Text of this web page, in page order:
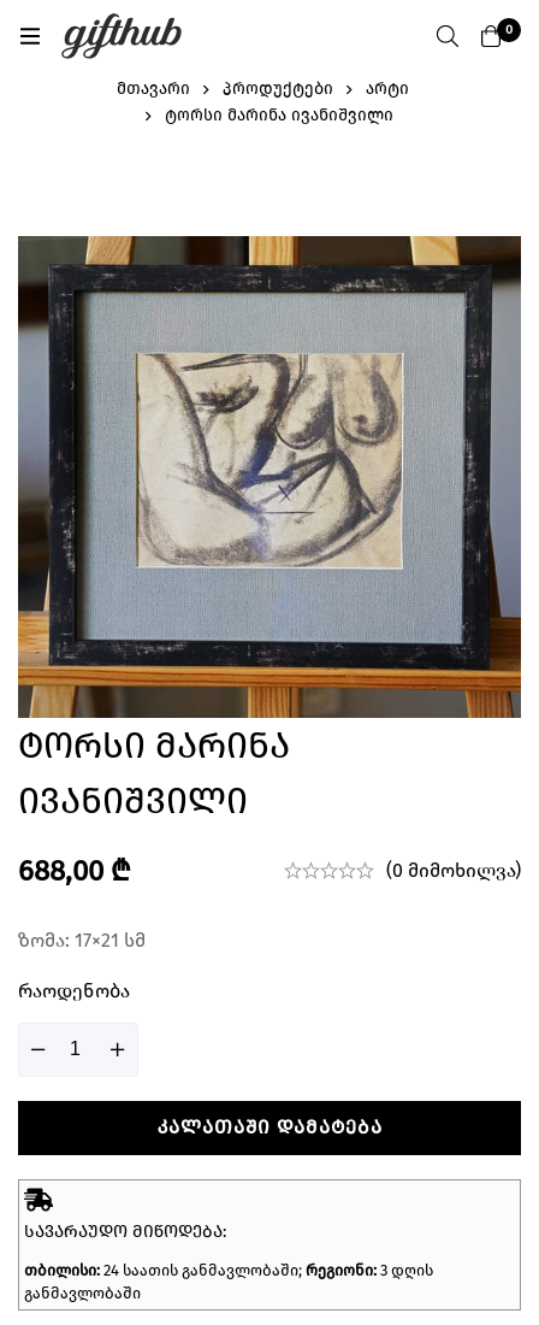
0
მთავარი პროდუქტები
არტი
ტორსი მარინა ივანიშვილი
Ტორსი Მარინა
Ივანიშვილი
688,00 ₾ (0 მიმოხილვა)
ზომა: 17×21 სმ
Რაოდენობა
ᲙᲐᲚᲐᲗᲐᲨᲘ ᲓᲐᲛᲐᲢᲔᲑᲐ
ᲡᲐᲕᲐᲠᲐᲣᲓᲝ ᲛᲘᲬᲝᲓᲔᲑᲐ:
თბილისი: 24 საათის განმავლობაში; რეგიონი: 3 დღის
განმავლობაში